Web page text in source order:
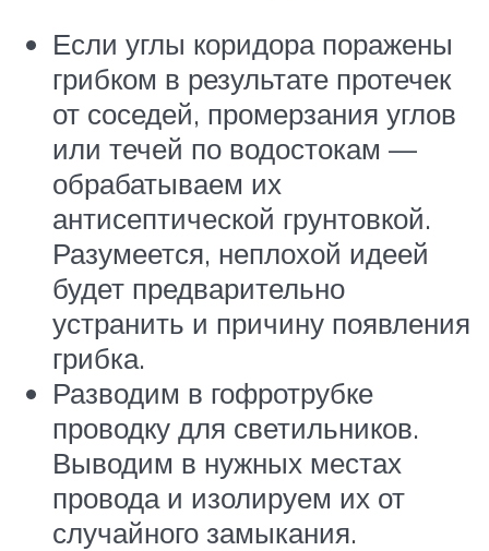
Если углы коридора поражены
грибком в результате протечек
от соседей, промерзания углов
или течей по водостокам —
обрабатываем их
антисептической грунтовкой.
Разумеется, неплохой идеей
будет предварительно
устранить и причину появления
грибка.
Разводим в гофротрубке
проводку для светильников.
Выводим в нужных местах
провода и изолируем их от
случайного замыкания.